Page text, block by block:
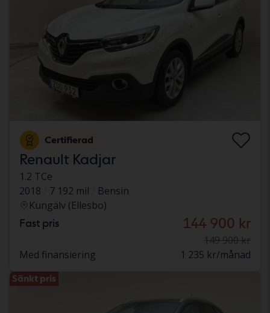
Certifierad
Renault Kadjar
1.2 TCe
2018
7 192 mil
Bensin
Kungälv (Ellesbo)
Fast pris 144 900 kr
149 900 kr
Med finansiering
1 235 kr/månad
Sänkt pris